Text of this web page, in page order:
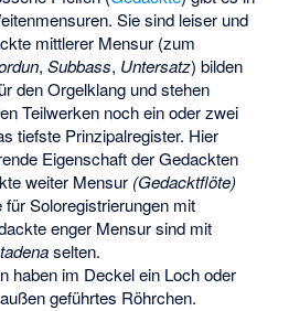
Sie sind leiser und
mittlerer Mensur (zum
, Subbass, Untersatz) bilden
den Orgelklang und stehen
Teilwerken noch ein oder zwei
tiefste Prinzipalregister. Hier
Eigenschaft der Gedackten
weiter Mensur (Gedacktflöte)
für Soloregistrierungen mit
enger Mensur sind mit
selten.
haben im Deckel ein Loch oder
geführtes Röhrchen.